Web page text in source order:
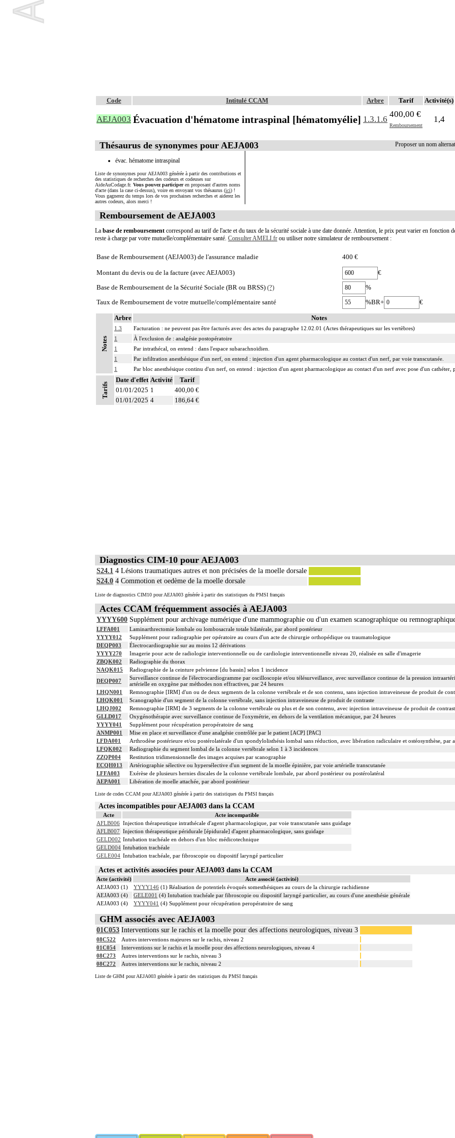
Code Intitulé CCAM Arbre Tarif Activité(s)
AEJA003 Évacuation d'hématome intraspinal [hématomyélie] 1.3.1.6
400,00 €
Remboursement
1,4
Proposer un nom
Thésaurus de synonymes pour AEJA003
évac. hématome intraspinal
Liste de synonymes pour AEJA003 générée à partir des contributions et
des statistiques de recherches des codeurs et codeuses sur
AideAuCodage.fr. Vous pouvez participeren proposant d'autres noms
d'acte (dans la case ci-dessus), voire en envoyant vos thésaurus (ici) !
Vous gagnerez du temps lors de vos prochaines recherches et aiderez les
autres codeurs, alors merci !
Remboursement de AEJA003
La base de remboursement correspond au tarif de l'acte et du taux de la sécurité sociale à une date donnée. Attention, le prix peut varier en
reste à charge par votre mutuelle/complémentaire santé. Consulter AMELI.fr ou utiliser notre simulateur de remboursement :
Base de Remboursement (AEJA003) de l'assurance maladie 400 €
Montant du devis ou de la facture (avec AEJA003)
€
Base de Remboursement de la Sécurité Sociale (BR ou BRSS) (?)
%
Taux de Remboursement de votre mutuelle/complémentaire santé
%BR+ €
Notes
Arbre Notes
1.3
Facturation : ne peuvent pas être facturés avec des actes du paragraphe 12.02.01 (Actes thérapeutiques sur les vertèbres)
1
À l'exclusion de : analgésie postopératoire
1
Par intrathécal, on entend : dans l'espace subarachnoïdien.
1
Par infiltration anesthésique d'un nerf, on entend : injection d'un agent pharmacologique au contact d'un nerf, par voie transcutanée.
1
Par bloc anesthésique continu d'un nerf, on entend : injection d'un agent pharmacologique au contact d'un nerf avec pose d'un cathéter,
Tarifs
Date d'effet Activité
Tarif
01/01/2025 1
400,00 €
01/01/2025 4 186,64 €
Diagnostics CIM-10 pour AEJA003
S24.1 4 Lésions traumatiques autres et non précisées de la moelle dorsale
S24.0 4 Commotion et oedème de la moelle dorsale
Liste de diagnostics CIM10 pour AEJA003 générée à partir des statistiques du PMSI français
Actes CCAM fréquemment associés à AEJA003
YYYY600 Supplément pour archivage numérique d'une mammographie ou d'un examen scanographique ou
LFFA001
Laminarthrectomie lombale ou lombosacrale totale bilatérale, par abord postérieur
YYYY012
Supplément pour radiographie per opératoire au cours d'un acte de chirurgie orthopédique ou traumatologique
DEQP003
Électrocardiographie sur au moins 12 dérivations
YYYY270
Imagerie pour acte de radiologie interventionnelle ou de cardiologie interventionnelle niveau 20, réalisée en salle d'imagerie
ZBQK002
Radiographie du thorax
NAQK015
Radiographie de la ceinture pelvienne [du bassin] selon 1 incidence
DEQP007
Surveillance continue de l'électrocardiogramme par oscilloscopie et/ou télésurveillance, avec surveillance continue de la pression
artérielle en oxygène par méthodes non effractives, par 24 heures
LHQN001
Remnographie [IRM] d'un ou de deux segments de la colonne vertébrale et de son contenu, sans injection intraveineuse de produit de
LHQK001
Scanographie d'un segment de la colonne vertébrale, sans injection intraveineuse de produit de contraste
LHQJ002
Remnographie [IRM] de 3 segments de la colonne vertébrale ou plus et de son contenu, avec injection intraveineuse de produit de
GLLD017
Oxygénothérapie avec surveillance continue de l'oxymétrie, en dehors de la ventilation mécanique, par 24 heures
YYYY041
Supplément pour récupération peropératoire de sang
ANMP001
Mise en place et surveillance d'une analgésie contrôlée par le patient [ACP] [PAC]
LFDA001
Arthrodèse postérieure et/ou postérolatérale d'un spondylolisthésis lombal sans réduction, avec libération radiculaire et ostéosynthèse, par
LFQK002
Radiographie du segment lombal de la colonne vertébrale selon 1 à 3 incidences
ZZQP004
Restitution tridimensionnelle des images acquises par scanographie
ECQH013
Artériographie sélective ou hypersélective d'un segment de la moelle épinière, par voie artérielle transcutanée
LFFA003
Exérèse de plusieurs hernies discales de la colonne vertébrale lombale, par abord postérieur ou postérolatéral
AEPA001
Libération de moelle attachée, par abord postérieur
Liste de codes CCAM pour AEJA003 générée à partir des statistiques du PMSI français
Actes incompatibles pour AEJA003 dans la CCAM
Acte
Acte incompatible
AFLB006 Injection thérapeutique intrathécale d'agent pharmacologique, par voie transcutanée sans guidage
AFLB007 Injection thérapeutique péridurale [épidurale] d'agent pharmacologique, sans guidage
GELD002 Intubation trachéale en dehors d'un bloc médicotechnique
GELD004 Intubation trachéale
GELE004 Intubation trachéale, par fibroscopie ou dispositif laryngé particulier
Actes et activités associées pour AEJA003 dans la CCAM
Acte (activité)
Acte associé (activité)
AEJA003 (1)
YYYY146 (1) Réalisation de potentiels évoqués somesthésiques au cours de la chirurgie rachidienne
AEJA003 (4)
GELE001 (4) Intubation trachéale par fibroscopie ou dispositif laryngé particulier, au cours d'une anesthésie générale
AEJA003 (4)
YYYY041 (4) Supplément pour récupération peropératoire de sang
GHM associés avec AEJA003
01C053 Interventions sur le rachis et la moelle pour des affections neurologiques, niveau 3
08C522
Autres interventions majeures sur le rachis, niveau 2
01C054
Interventions sur le rachis et la moelle pour des affections neurologiques, niveau 4
08C273
Autres interventions sur le rachis, niveau 3
08C272
Autres interventions sur le rachis, niveau 2
Liste de GHM pour AEJA003 générée à partir des statistiques du PMSI français